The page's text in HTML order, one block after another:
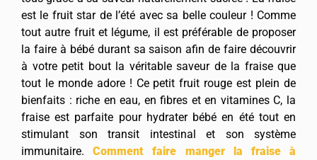
est le fruit star de l’été avec sa belle couleur ! Comme
tout autre fruit et légume, il est préférable de proposer
la faire à bébé durant sa saison afin de faire découvrir
à votre petit bout la véritable saveur de la fraise que
tout le monde adore ! Ce petit fruit rouge est plein de
bienfaits : riche en eau, en fibres et en vitamines C, la
fraise est parfaite pour hydrater bébé en été tout en
stimulant son transit intestinal et son système
immunitaire.Comment faire manger la fraise à